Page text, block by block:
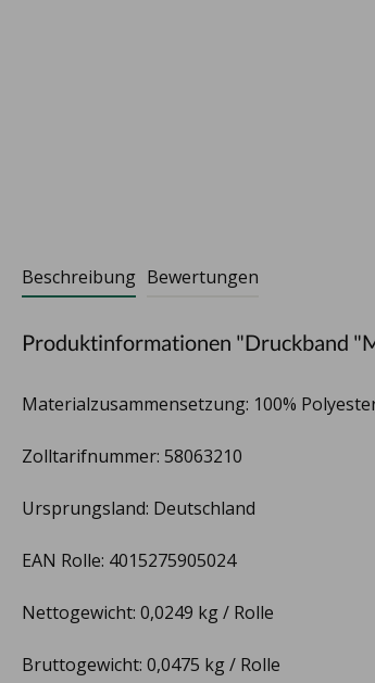
Beschreibung Bewertungen
Produktinformationen "Druckband
Materialzusammensetzung: 100%
Zolltarifnummer: 58063210
Ursprungsland: Deutschland
EAN Rolle: 4015275905024
Nettogewicht: 0,0249 kg / Rolle
Bruttogewicht: 0,0475 kg / Rolle